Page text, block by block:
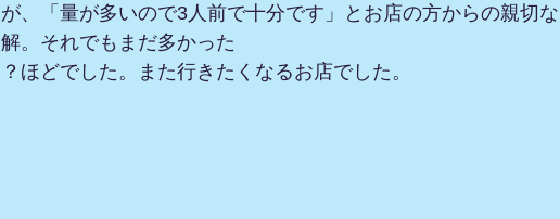
が、「量が多いので3人前で十分です」とお店の方からの親切
解。それでもまだ多かった
？ほどでした。また行きたくなるお店でした。